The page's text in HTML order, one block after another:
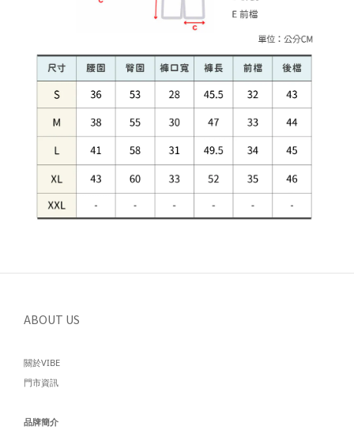
ABOUT US
關於VIBE
門市資訊
品牌簡介